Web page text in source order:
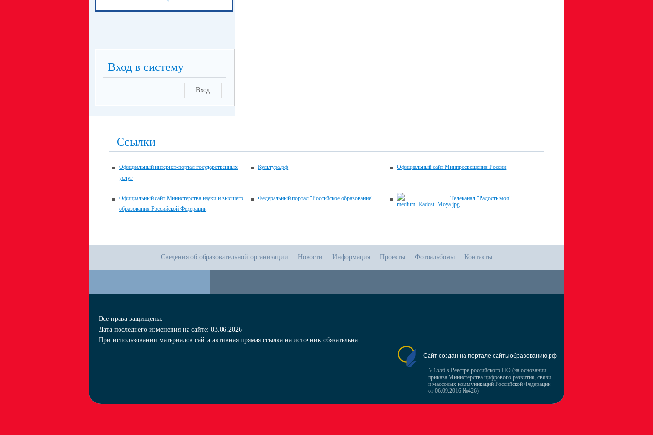
Вход в систему
Вход
Ссылки
Официальный интернет-портал государственных
услуг
Культура.рф Официальный сайт Минпросвещения России
Официальный сайт Министерства науки и высшего
образования Российской Федерации
Федеральный портал "Российское образование" Телеканал "Радость моя"
Сведения об образовательной организации Новости Информация Проекты Фотоальбомы Контакты
Все права защищены.
Дата последнего изменения на сайте: 03.06.2026
При использовании материалов сайта активная прямая ссылка на источник обязательна
Сайт создан на портале сайтыобразованию.рф
№1556 в Реестре российского ПО (на основании
приказа Министерства цифрового развития, связи
и массовых коммуникаций Российской Федерации
от 06.09.2016 №426)